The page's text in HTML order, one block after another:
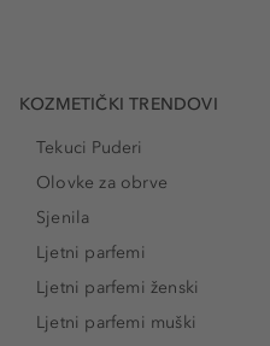
KOZMETIČKI TRENDOVI
Tekuci Puderi
Olovke za obrve
Sjenila
Ljetni parfemi
Ljetni parfemi ženski
Ljetni parfemi muški